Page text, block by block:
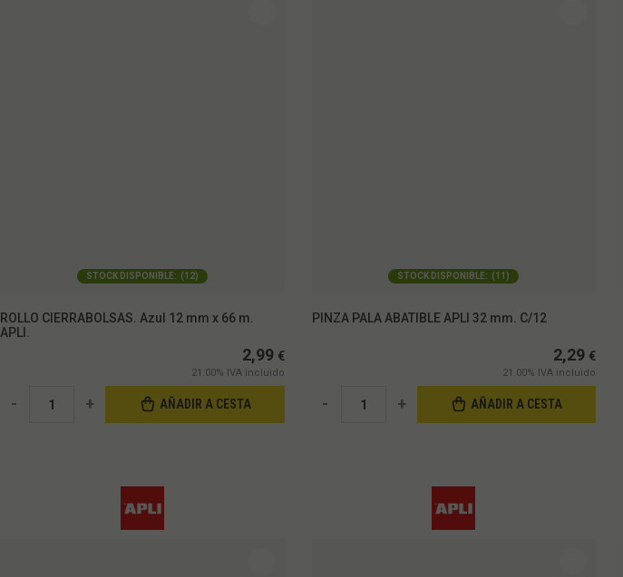
STOCK DISPONIBLE: (12)
ROLLO CIERRABOLSAS. Azul 12 mm x 66 m.
APLI.
2,99 €
21.00% IVA incluido
- + AÑADIR A CESTA
STOCK DISPONIBLE: (11)
PINZA PALA ABATIBLE APLI 32 mm. C/12
2,29 €
21.00% IVA incluido
- + AÑADIR A CESTA